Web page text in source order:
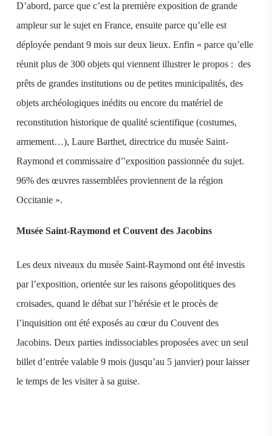
D’abord, parce que c’est la première exposition de grande
ampleur sur le sujet en France, ensuite parce qu’elle est
déployée pendant 9 mois sur deux lieux. Enfin « parce qu’elle
réunit plus de 300 objets qui viennent illustrer le propos : des
prêts de grandes institutions ou de petites municipalités, des
objets archéologiques inédits ou encore du matériel de
reconstitution historique de qualité scientifique (costumes,
armement…), Laure Barthet, directrice du musée Saint-
Raymond et commissaire d’’exposition passionnée du sujet.
96% des œuvres rassemblées proviennent de la région
Occitanie ».
Musée Saint-Raymond et Couvent des Jacobins
Les deux niveaux du musée Saint-Raymond ont été investis
par l’exposition, orientée sur les raisons géopolitiques des
croisades, quand le débat sur l’hérésie et le procès de
l’inquisition ont été exposés au cœur du Couvent des
Jacobins. Deux parties indissociables proposées avec un seul
billet d’entrée valable 9 mois (jusqu’au 5 janvier) pour laisser
le temps de les visiter à sa guise.